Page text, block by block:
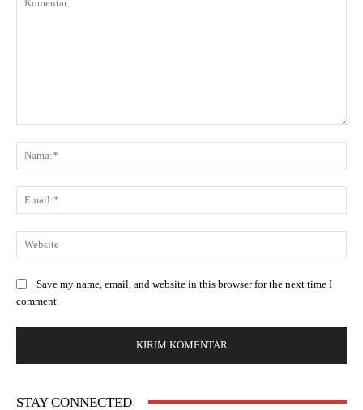
Save my name, email, and website in this browser for the next time I
comment.
STAY CONNECTED